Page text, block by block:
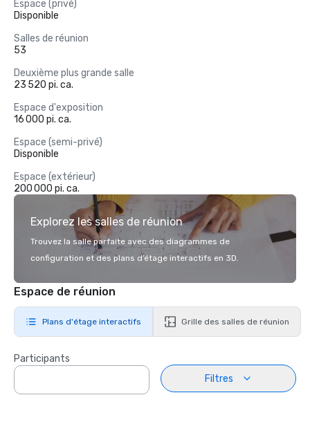
Espace (privé)
Disponible
Salles de réunion
53
Deuxième plus grande salle
23 520 pi. ca.
Espace d'exposition
16 000 pi. ca.
Espace (semi-privé)
Disponible
Espace (extérieur)
200 000 pi. ca.
Explorez les salles de réunion
Trouvez la salle parfaite avec des diagrammes de
configuration et des plans d’étage interactifs en 3D.
Espace de réunion
Plans d'étage interactifs Grille des salles de réunion
Participants
Filtres